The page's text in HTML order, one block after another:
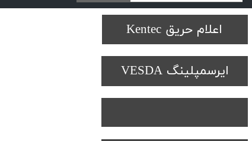
اعلام حریق Kentecتجهیزات تست SOLO
ایرسمپلینگ VESDA
دتکتورهای Spectrex